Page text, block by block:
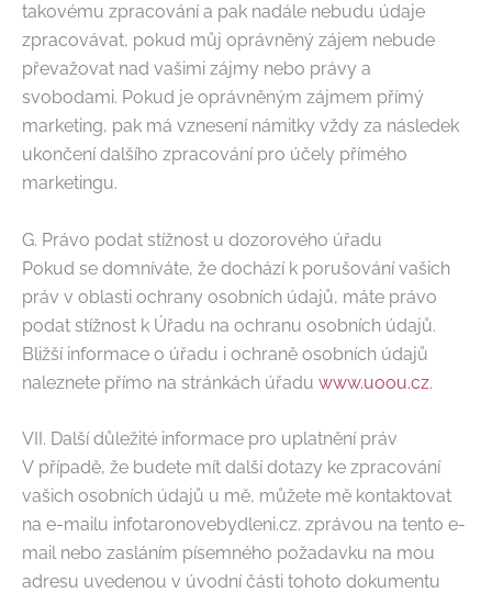
takovému zpracování a pak nadále nebudu údaje
zpracovávat, pokud můj oprávněný zájem nebude
převažovat nad vašimi zájmy nebo právy a
svobodami. Pokud je oprávněným zájmem přímý
marketing, pak má vznesení námitky vždy za následek
ukončení dalšího zpracování pro účely přímého
marketingu.
G. Právo podat stížnost u dozorového úřadu
Pokud se domníváte, že dochází k porušování vašich
práv v oblasti ochrany osobních údajů, máte právo
podat stížnost k Úřadu na ochranu osobních údajů.
Bližší informace o úřadu i ochraně osobních údajů
naleznete přímo na stránkách úřadu www.uoou.cz.
VII. Další důležité informace pro uplatnění práv
V případě, že budete mít další dotazy ke zpracování
vašich osobních údajů u mě, můžete mě kontaktovat
na e-mailu infotaronovebydleni.cz. zprávou na tento e-
mail nebo zasláním písemného požadavku na mou
adresu uvedenou v úvodní části tohoto dokumentu